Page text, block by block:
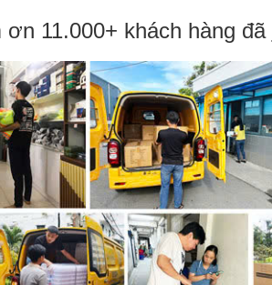
11.000+ khách hàng đã